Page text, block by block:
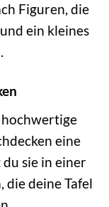
Figuren, die
ein kleines
hochwertige
eine
sie in einer
die deine Tafel